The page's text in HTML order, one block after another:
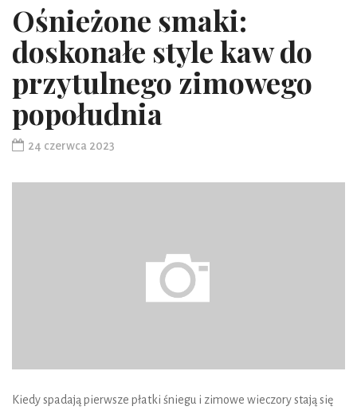
Ośnieżone smaki:
doskonałe style kaw do
przytulnego zimowego
popołudnia
24 czerwca 2023
Kiedy spadają pierwsze płatki śniegu i zimowe wieczory stają się